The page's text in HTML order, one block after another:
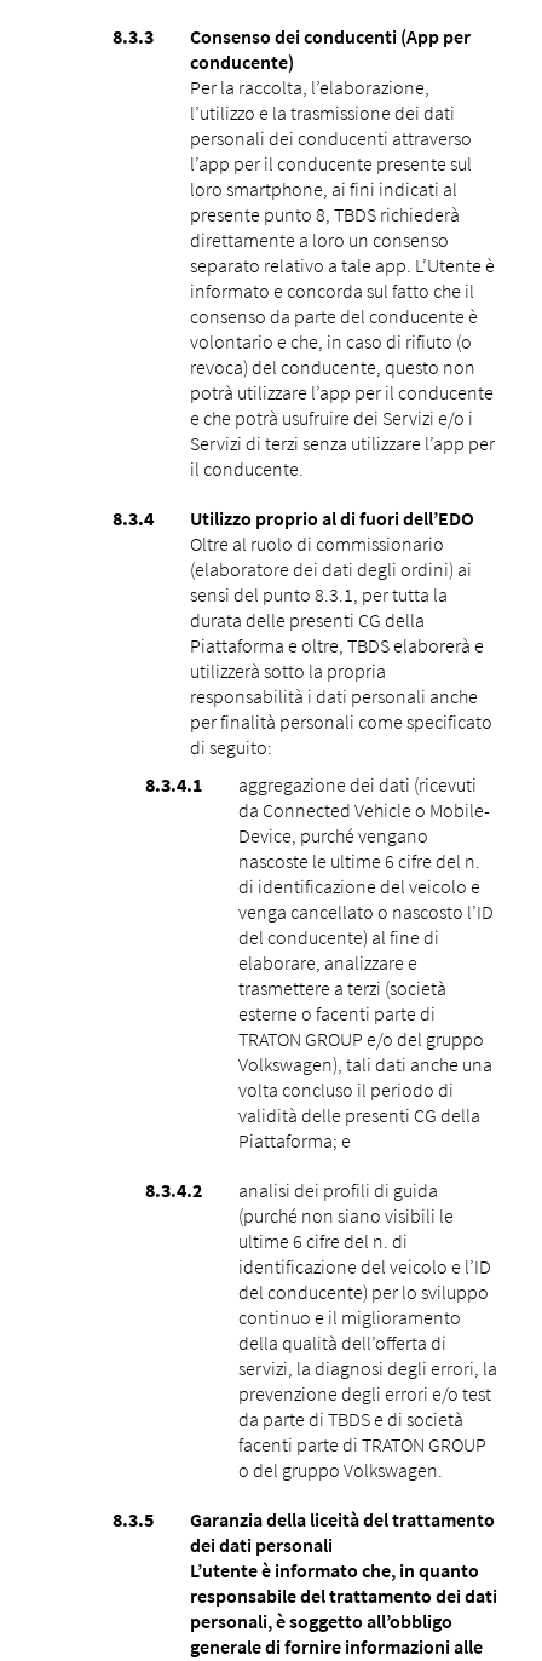
Consenso dei conducenti (App per
conducente)
Per la raccolta, l’elaborazione,
l’utilizzo e la trasmissione dei dati
personali dei conducenti attraverso
l’app per il conducente presente sul
loro smartphone, ai fini indicati al
presente punto ‎8, TBDS richiederà
direttamente a loro un consenso
separato relativo a tale app. L’Utente è
informato e concorda sul fatto che il
consenso da parte del conducente è
volontario e che, in caso di rifiuto (o
revoca) del conducente, questo non
potrà utilizzare l’app per il conducente
e che potrà usufruire dei Servizi e/o i
Servizi di terzi senza utilizzare l’app per
il conducente.
Utilizzo proprio al di fuori dell’EDO
Oltre al ruolo di commissionario
(elaboratore dei dati degli ordini) ai
sensi del punto ‎8.3.1, per tutta la
durata delle presenti CG della
Piattaforma e oltre, TBDS elaborerà e
utilizzerà sotto la propria
responsabilità i dati personali anche
per finalità personali come specificato
di seguito:
aggregazione dei dati (ricevuti
da Connected Vehicle o Mobile-
Device, purché vengano
nascoste le ultime 6 cifre del n.
di identificazione del veicolo e
venga cancellato o nascosto l’ID
del conducente) al fine di
elaborare, analizzare e
trasmettere a terzi (società
esterne o facenti parte di
TRATON GROUP e/o del gruppo
Volkswagen), tali dati anche una
volta concluso il periodo di
validità delle presenti CG della
Piattaforma; e
analisi dei profili di guida
(purché non siano visibili le
ultime 6 cifre del n. di
identificazione del veicolo e l’ID
del conducente) per lo sviluppo
continuo e il miglioramento
della qualità dell’offerta di
servizi, la diagnosi degli errori, la
prevenzione degli errori e/o test
da parte di TBDS e di società
facenti parte di TRATON GROUP
o del gruppo Volkswagen.
Garanzia della liceità del trattamento
dei dati personali
L’utente è informato che, in quanto
responsabile del trattamento dei dati
personali, è soggetto all’obbligo
generale di fornire informazioni alle